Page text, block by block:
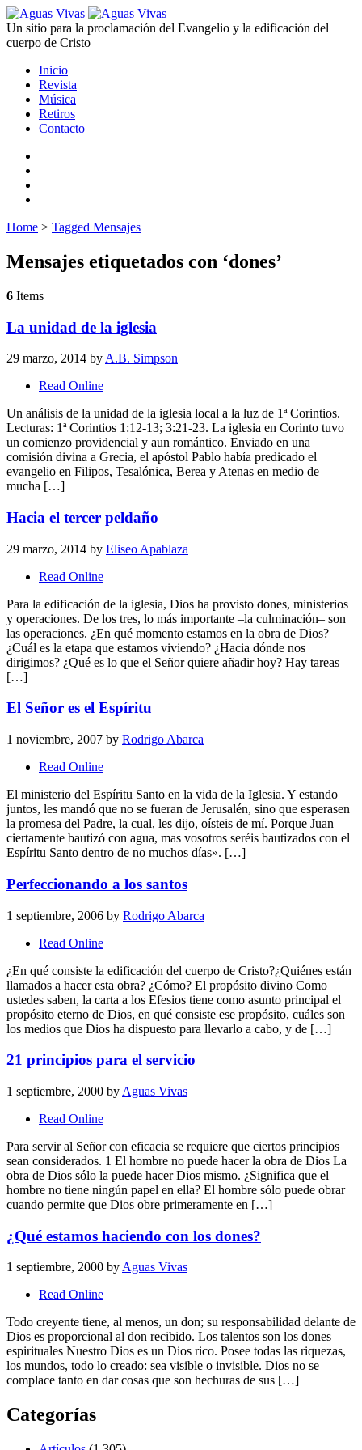
Un sitio para la proclamación del Evangelio y la edificación del
cuerpo de Cristo
Inicio
Revista
Música
Retiros
Contacto
Home > Tagged Mensajes
Mensajes etiquetados con ‘dones’
6 Items
La unidad de la iglesia
29 marzo, 2014 by A.B. Simpson
Read Online
Un análisis de la unidad de la iglesia local a la luz de 1ª Corintios.
Lecturas: 1ª Corintios 1:12-13; 3:21-23. La iglesia en Corinto tuvo
un comienzo providencial y aun romántico. Enviado en una
comisión divina a Grecia, el apóstol Pablo había predicado el
evangelio en Filipos, Tesalónica, Berea y Atenas en medio de
mucha […]
Hacia el tercer peldaño
29 marzo, 2014 by Eliseo Apablaza
Read Online
Para la edificación de la iglesia, Dios ha provisto dones, ministerios
y operaciones. De los tres, lo más importante –la culminación– son
las operaciones. ¿En qué momento estamos en la obra de Dios?
¿Cuál es la etapa que estamos viviendo? ¿Hacia dónde nos
dirigimos? ¿Qué es lo que el Señor quiere añadir hoy? Hay tareas
[…]
El Señor es el Espíritu
1 noviembre, 2007 by Rodrigo Abarca
Read Online
El ministerio del Espíritu Santo en la vida de la Iglesia. Y estando
juntos, les mandó que no se fueran de Jerusalén, sino que esperasen
la promesa del Padre, la cual, les dijo, oísteis de mí. Porque Juan
ciertamente bautizó con agua, mas vosotros seréis bautizados con el
Espíritu Santo dentro de no muchos días». […]
Perfeccionando a los santos
1 septiembre, 2006 by Rodrigo Abarca
Read Online
¿En qué consiste la edificación del cuerpo de Cristo?¿Quiénes están
llamados a hacer esta obra? ¿Cómo? El propósito divino Como
ustedes saben, la carta a los Efesios tiene como asunto principal el
propósito eterno de Dios, en qué consiste ese propósito, cuáles son
los medios que Dios ha dispuesto para llevarlo a cabo, y de […]
21 principios para el servicio
1 septiembre, 2000 by Aguas Vivas
Read Online
Para servir al Señor con eficacia se requiere que ciertos principios
sean considerados. 1 El hombre no puede hacer la obra de Dios La
obra de Dios sólo la puede hacer Dios mismo. ¿Significa que el
hombre no tiene ningún papel en ella? El hombre sólo puede obrar
cuando permite que Dios obre primeramente en […]
¿Qué estamos haciendo con los dones?
1 septiembre, 2000 byAguas Vivas
Read Online
Todo creyente tiene, al menos, un don; su responsabilidad delante de
Dios es proporcional al don recibido. Los talentos son los dones
espirituales Nuestro Dios es un Dios rico. Posee todas las riquezas,
los mundos, todo lo creado: sea visible o invisible. Dios no se
complace tanto en dar cosas que son hechuras de sus […]
Categorías